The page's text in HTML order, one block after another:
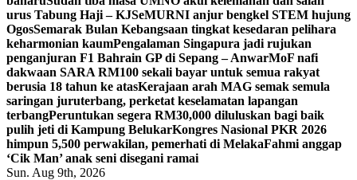
urus Tabung Haji – KJSeMURNI anjur bengkel STEM hujung
OgosSemarak Bulan Kebangsaan tingkat kesedaran pelihara
keharmonian kaumPengalaman Singapura jadi rujukan
penganjuran F1 Bahrain GP di Sepang – AnwarMoF nafi
dakwaan SARA RM100 sekali bayar untuk semua rakyat
berusia 18 tahun ke atasKerajaan arah MAG semak semula
saringan juruterbang, perketat keselamatan lapangan
terbangPeruntukan segera RM30,000 diluluskan bagi baik
pulih jeti di Kampung BelukarKongres Nasional PKR 2026
himpun 5,500 perwakilan, pemerhati di MelakaFahmi anggap
‘Cik Man’ anak seni disegani ramai
Sun. Aug 9th, 2026